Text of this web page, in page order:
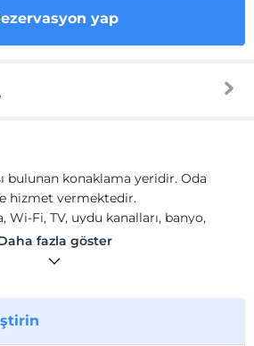
yap
bulunan konaklama yeridir. Oda
hizmet vermektedir.
Wi-Fi, TV, uydu kanalları, banyo,
havlu seti ve minibar gibi
konumlanmaktadır. Otogara 4
fazla göster